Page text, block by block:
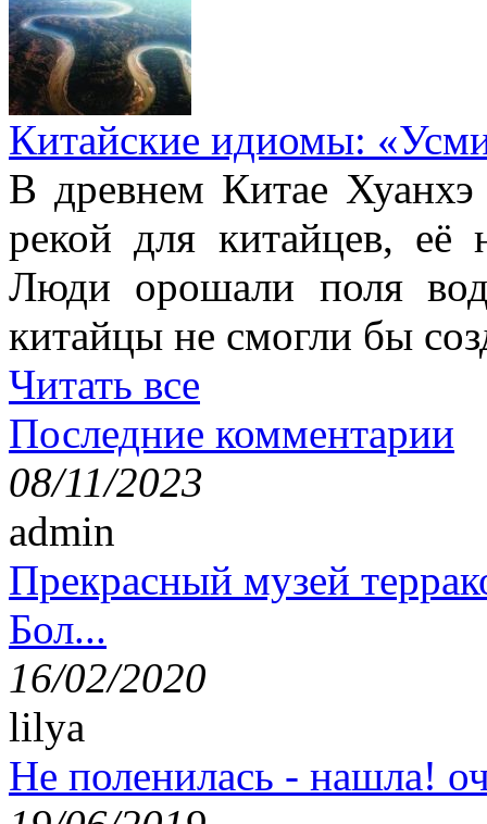
Китайские идиомы:
В древнем Китае
рекой для китайцев, её
Люди орошали поля
китайцы не смогли бы
Читать все
Последние комментарии
08/11/2023
admin
Прекрасный музей
Бол...
16/02/2020
lilya
Не поленилась - нашла!